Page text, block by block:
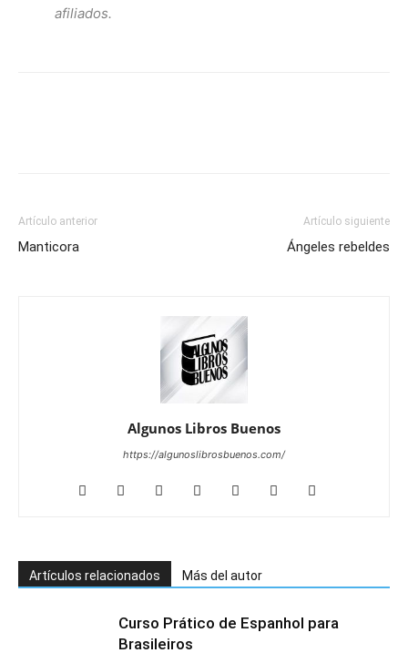
afiliados.
Artículo anterior
Manticora
Artículo siguiente
Ángeles rebeldes
Algunos Libros Buenos
https://algunoslibrosbuenos.com/
Artículos relacionados Más del autor
Curso Prático de Espanhol para
Brasileiros